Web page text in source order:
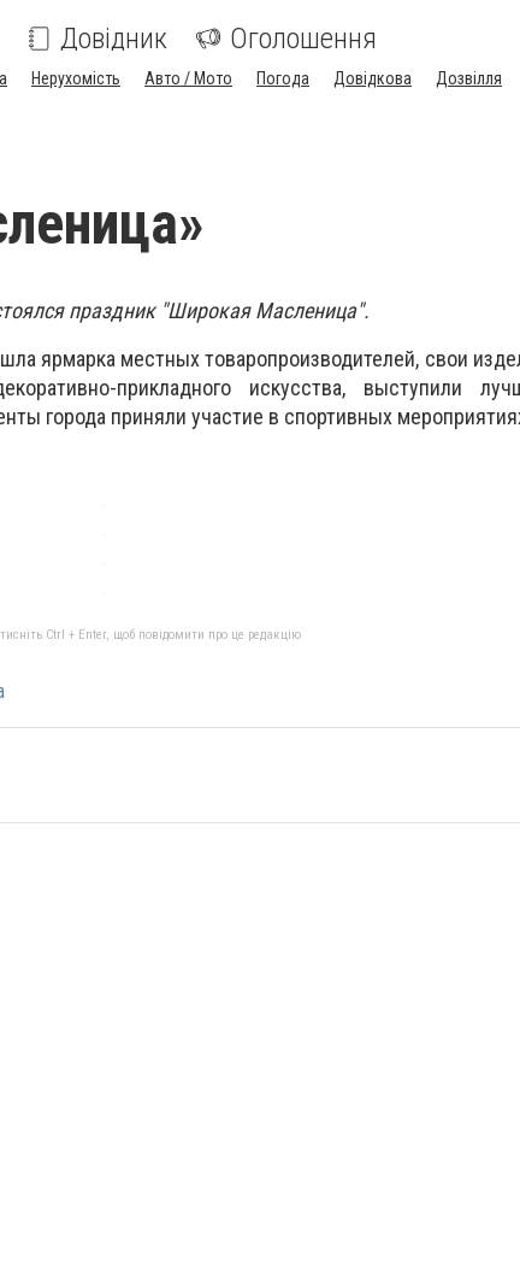
Довідник Оголошення
Нерухомість Авто / Мото Погода Довідкова Дозвілля
праздник "Широкая Масленица".
ярмарка местных товаропроизводителей, свои
прикладного искусства, выступили
города приняли участие в спортивных
Ctrl + Enter, щоб повідомити про це редакцію